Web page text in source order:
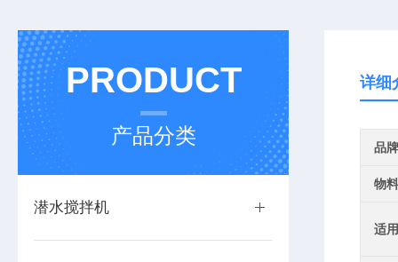
PRODUCT
产品分类
潜水搅拌机
详细
品牌
物
适